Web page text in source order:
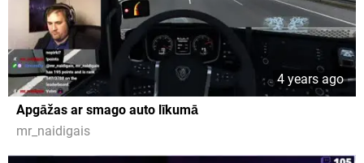
4 years ago
Apgāžas ar smago auto līkumā
mr_naidigais